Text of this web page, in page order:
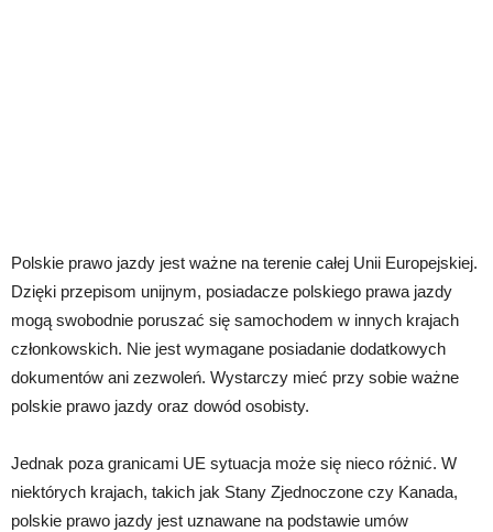
Polskie prawo jazdy jest ważne na terenie całej Unii Europejskiej.
Dzięki przepisom unijnym, posiadacze polskiego prawa jazdy
mogą swobodnie poruszać się samochodem w innych krajach
członkowskich. Nie jest wymagane posiadanie dodatkowych
dokumentów ani zezwoleń. Wystarczy mieć przy sobie ważne
polskie prawo jazdy oraz dowód osobisty.
Jednak poza granicami UE sytuacja może się nieco różnić. W
niektórych krajach, takich jak Stany Zjednoczone czy Kanada,
polskie prawo jazdy jest uznawane na podstawie umów